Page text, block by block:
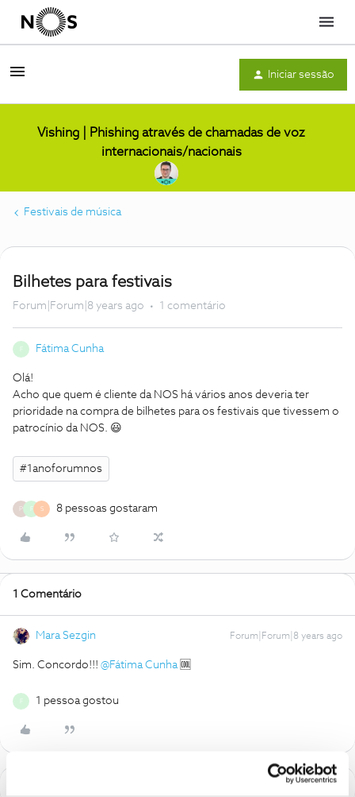
Menu
Iniciar sessão
Vishing | Phishing através de chamadas de voz
internacionais/nacionais
Festivais de música
Bilhetes para festivais
Forum|Forum|8 years ago 1 comentário
Fátima Cunha
Olá!
Acho que quem é cliente da NOS há vários anos deveria ter
prioridade na compra de bilhetes para os festivais que tivessem o
patrocínio da NOS. 😃
#1anoforumnos
S 8 pessoas gostaram
1 Comentário
Mara Sezgin Forum|Forum|8 years ago
Sim. Concordo!!! @Fátima Cunha🆒
1 pessoa gostou